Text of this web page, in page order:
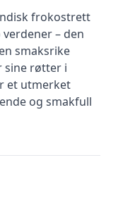
frokostrett
– den
smaksrike
sine røtter i
et utmerket
og smakfull